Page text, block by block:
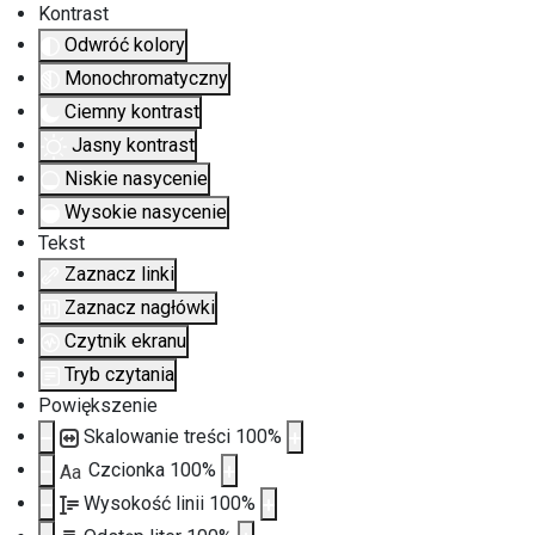
Kontrast
Odwróć kolory
Monochromatyczny
Ciemny kontrast
Jasny kontrast
Niskie nasycenie
Wysokie nasycenie
Tekst
Zaznacz linki
Zaznacz nagłówki
Czytnik ekranu
Tryb czytania
Powiększenie
Skalowanie treści 100%
Aa Czcionka 100%
Wysokość linii 100%